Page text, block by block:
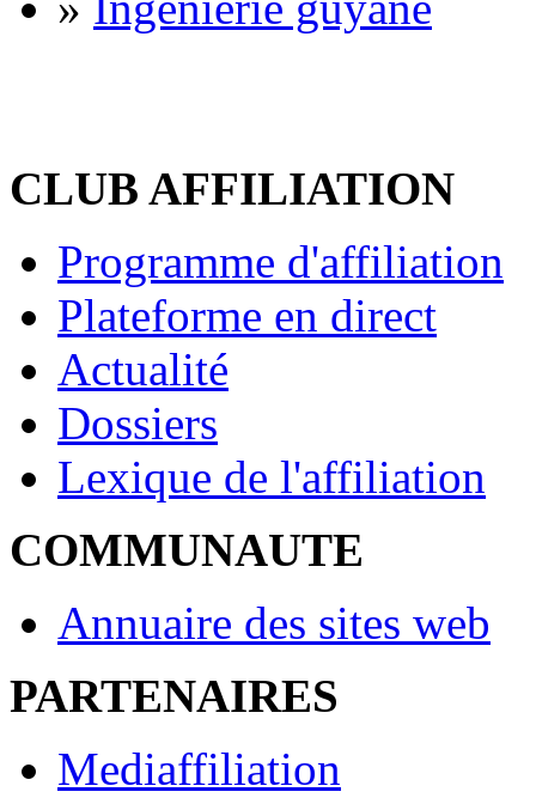
CLUB AFFILIATION
Programme d'affiliation
Plateforme en direct
Actualité
Dossiers
Lexique de l'affiliation
COMMUNAUTE
Annuaire des sites web
PARTENAIRES
Mediaffiliation